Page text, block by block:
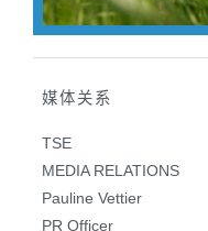
媒体关系
TSE
MEDIA RELATIONS
Pauline Vettier
PR Officer